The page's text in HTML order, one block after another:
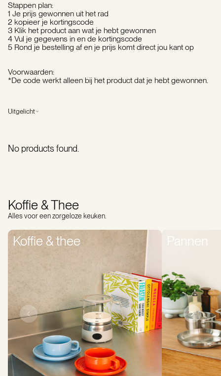
Stappen plan:
1 Je prijs gewonnen uit het rad
2 kopieer je kortingscode
3 Klik het product aan wat je hebt gewonnen
4 Vul je gegevens in en de kortingscode
5 Rond je bestelling af en je prijs komt direct jou kant op
Voorwaarden:
*De code werkt alleen bij het product dat je hebt gewonnen.
Uitgelicht
No products found.
Koffie & Thee
Alles voor een zorgeloze keuken.
Koffie & thee Pannen